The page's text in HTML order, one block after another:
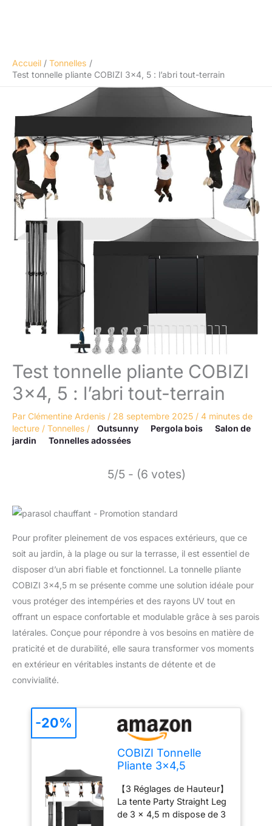
Accueil
Tonnelles
Test tonnelle pliante COBIZI 3×4, 5 : l’abri tout-terrain
Test tonnelle pliante COBIZI
3×4, 5 : l’abri tout-terrain
Par Clémentine Ardenis / 28 septembre 2025 / 4 minutes de
lecture / Tonnelles / Outsunny Pergola bois
Salon de
jardin
Tonnelles adossées
5/5 - (6 votes)
Pour profiter pleinement de vos espaces extérieurs, que ce
soit au jardin, à la plage ou sur la terrasse, il est essentiel de
disposer d’un abri fiable et fonctionnel. La tonnelle pliante
COBIZI 3×4,5 m se présente comme une solution idéale pour
vous protéger des intempéries et des rayons UV tout en
offrant un espace confortable et modulable grâce à ses parois
latérales. Conçue pour répondre à vos besoins en matière de
praticité et de durabilité, elle saura transformer vos moments
en extérieur en véritables instants de détente et de
convivialité.
COBIZI Tonnelle
Pliante 3x4,5
Pliant(Noir avec
Parois)
【3 Réglages de Hauteur】
La tente Party Straight Leg
de 3 x 4,5 m dispose de 3
-20%